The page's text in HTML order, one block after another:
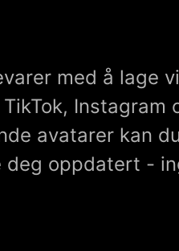
med å lage
Instagram
avatarer kan
deg oppdatert -